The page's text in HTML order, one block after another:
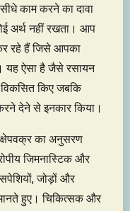
काम करने का दावा
अर्थ नहीं रखता। आप
रहे हैं जिसे आपका
यह ऐसा है जैसे रसायन
किए जबकि
देने से इनकार किया।
का अनुसरण
जिमनास्टिक और
जोड़ों और
हुए। चिकित्सक और